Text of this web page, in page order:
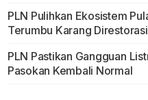
PLN Pulihkan Ekosistem
Terumbu Karang Direstorasi
PLN Pastikan Gangguan
Pasokan Kembali Normal